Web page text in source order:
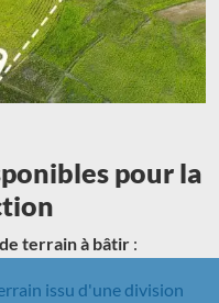
pour la
terrain à bâtir :
issu d'une division